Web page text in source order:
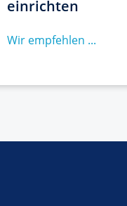
einrichten
Wir empfehlen ...